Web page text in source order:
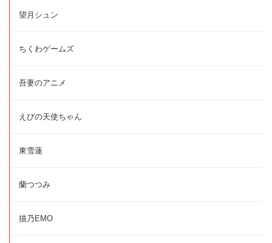
望月シュン
ちくわゲームズ
吾妻のアニメ
えびの天使ちゃん
東雪蓮
蘭つつみ
描乃EMO